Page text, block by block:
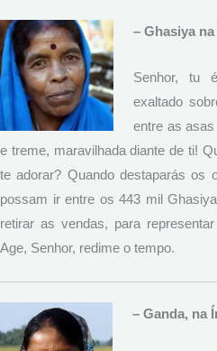
–Ghasiya na
Senhor, tu
exaltado
entre as
e treme, maravilhada diante de ti!
te adorar? Quando destaparás os
possam ir entre os 443 mil
retirar as vendas, para
Age, Senhor, redime o tempo.
–Ganda, na